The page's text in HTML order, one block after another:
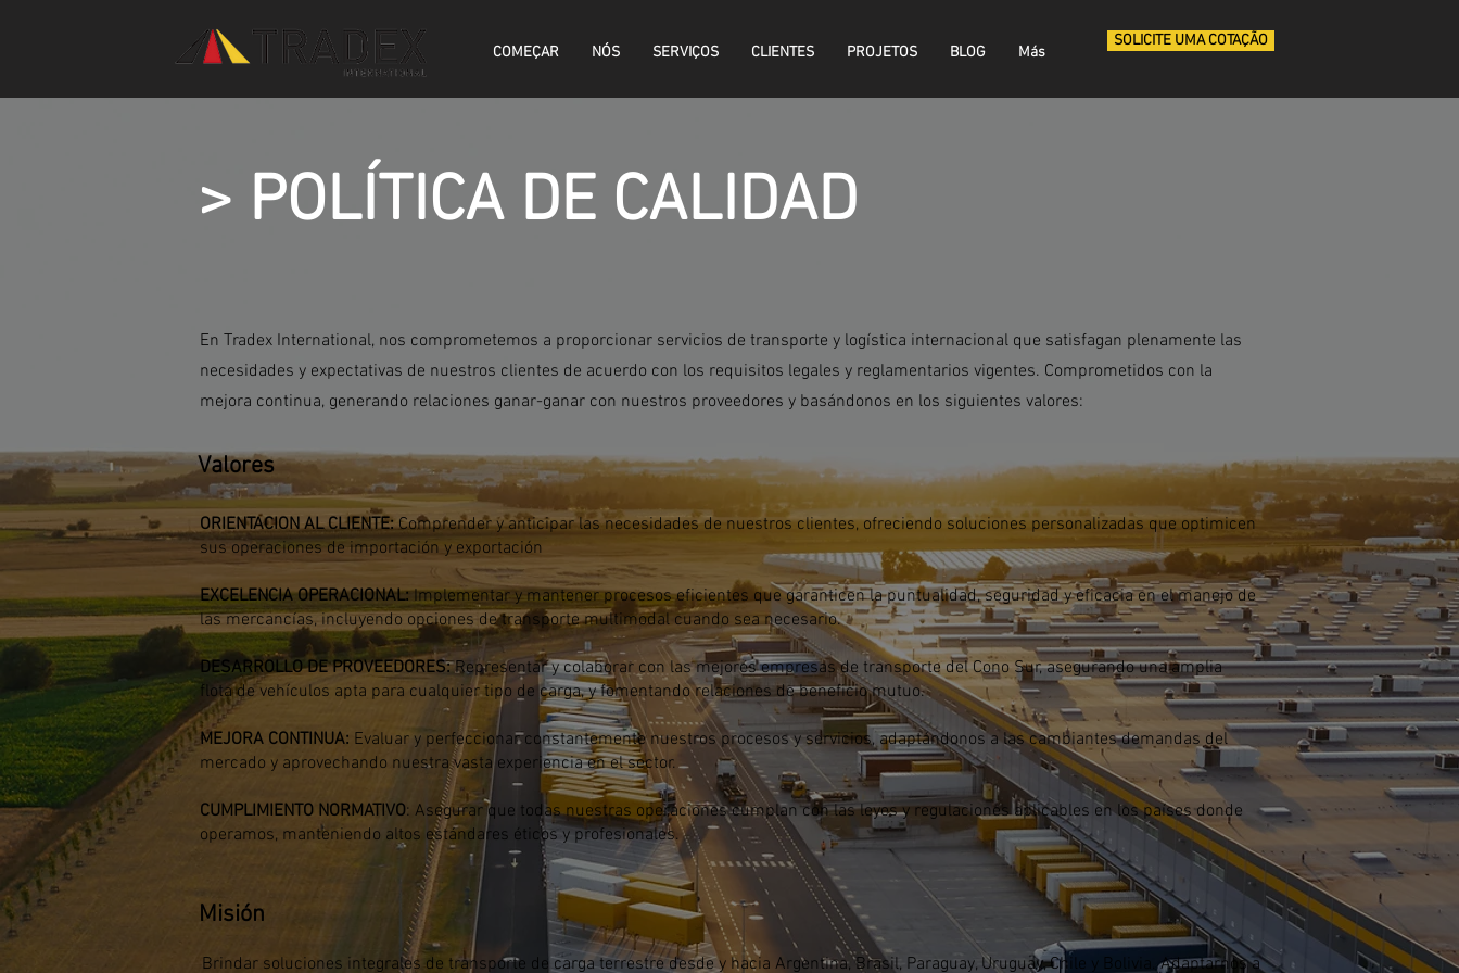
COMEÇAR NÓS SERVIÇOS CLIENTES PROJETOS BLOG Más
SOLICITE UMA COTAÇÃO
> POLÍTICA DE CALIDAD
En Tradex International, nos comprometemos a proporcionar servicios de transporte y logística internacional que satisfagan plenamente las
necesidades y expectativas de nuestros clientes de acuerdo con los requisitos legales y reglamentarios vigentes. Comprometidos con la
mejora continua, generando relaciones ganar-ganar con nuestros proveedores y basándonos en los siguientes valores:
ORIENTACION AL CLIENTE:Comprender y anticipar las necesidades de nuestros clientes, ofreciendo soluciones personalizadas que optimicen
sus operaciones de importación y exportación
EXCELENCIA OPERACIONAL:Implementar y mantener procesos eficientes que garanticen la puntualidad, seguridad y eficacia en el manejo de
las mercancías, incluyendo opciones de transporte multimodal cuando sea necesario.
DESARROLLO DE PROVEEDORES:Representar y colaborar con las mejores empresas de transporte del Cono Sur, asegurando una amplia
flota de vehículos apta para cualquier tipo de carga, y fomentando relaciones de beneficio mutuo.
MEJORA CONTINUA: Evaluar y perfeccionar constantemente nuestros procesos y servicios, adaptándonos a las cambiantes demandas del
mercado y aprovechando nuestra vasta experiencia en el sector.
CUMPLIMIENTO NORMATIVO: Asegurar que todas nuestras operaciones cumplan con las leyes y regulaciones aplicables en los países donde
operamos, manteniendo altos estándares éticos y profesionales.
Valores
Misión
Brindar soluciones integrales de transporte de carga terrestre desde y hacia Argentina, Brasil, Paraguay, Uruguay, Chile y Bolivia. Adaptarnos a